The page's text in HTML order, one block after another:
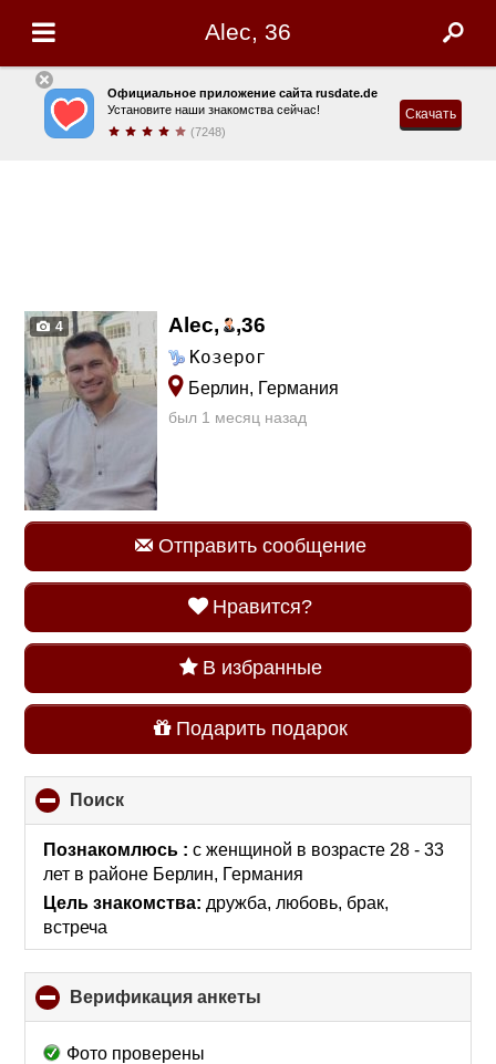
Alec, 36
Официальное приложение сайта rusdate.de
Установите наши знакомства сейчас!
(7248)
Скачать
4 Alec, ,36
Козерог
Берлин, Германия
был 1 месяц назад
Отправить сообщение
Нравится?
В избранные
Подарить подарок
Поиск
to
collapse
contents
Познакомлюсь :с женщиной в возрасте 28 - 33
лет в районе Берлин, Германия
Цель знакомства: дружба, любовь, брак,
встреча
Верификация анкеты
to
Фото проверены